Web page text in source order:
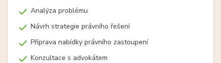
Analýza problému
Návrh strategie právního řešení
Příprava nabídky právního zastoupení
Konzultace s advokátem